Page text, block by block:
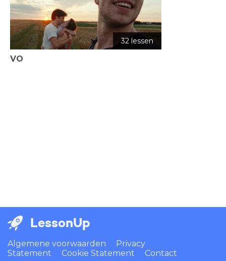
32 lessen
VO
LessonUp
Algemene voorwaarden
Privacy
Statement
Cookie Statement Contact